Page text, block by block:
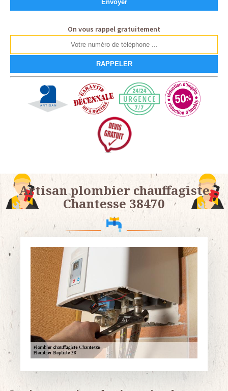
On vous rappel gratuitement
Artisan plombier chauffagiste
Chantesse 38470